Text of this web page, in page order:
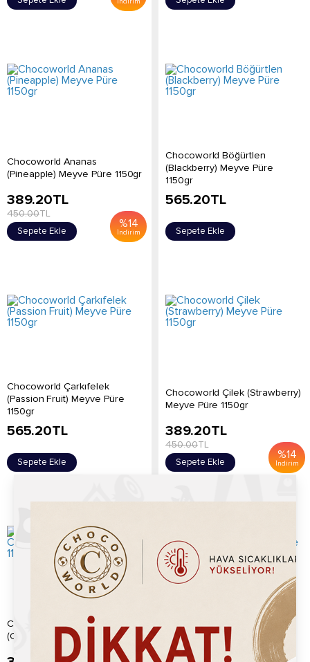
Chocoworld Ananas
(Pineapple) Meyve Püre 1150gr
%14
İndirim
389.20TL
450.00TL
Sepete Ekle
Chocoworld Böğürtlen
(Blackberry) Meyve Püre
1150gr
565.20TL
Sepete Ekle
Chocoworld Çarkıfelek
(Passion Fruit) Meyve Püre
1150gr
565.20TL
Sepete Ekle
Chocoworld Çilek (Strawberry)
Meyve Püre 1150gr
%14
İndirim
389.20TL
450.00TL
Sepete Ekle
Chocoworld Hindistan Cevizi
(Coconut) Meyve Püre 1150gr
Chocoworld Karadut (Black
Mulberry) Meyve Püre 1150gr